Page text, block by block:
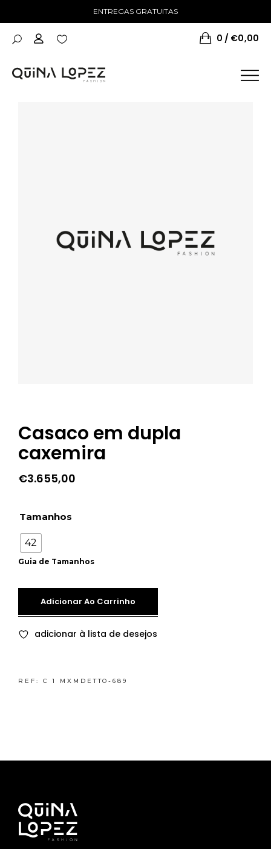
ENTREGAS GRATUITAS
0 €0,00
Casaco em dupla
caxemira
€3.655,00
Guia de Tamanhos
Tamanhos
42
Adicionar Ao Carrinho
adicionar à lista de desejos
REF: C 1 MXMDETTO-689